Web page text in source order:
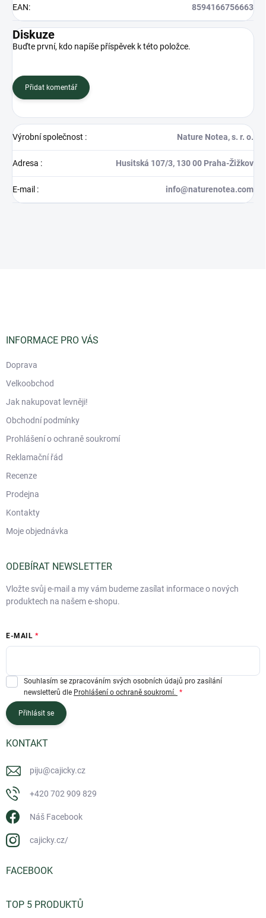
EAN: 8594166756663
Diskuze
Buďte první, kdo napíše příspěvek k této položce.
Přidat komentář
Výrobní společnost : Nature Notea, s. r. o.
Adresa : Husitská 107/3, 130 00 Praha-Žižkov
E-mail : info@naturenotea.com
INFORMACE PRO VÁS
Doprava
Velkoobchod
Jak nakupovat levněji!
Obchodní podmínky
Prohlášení o ochraně soukromí
Reklamační řád
Recenze
Prodejna
Kontakty
Moje objednávka
ODEBÍRAT NEWSLETTER
Vložte svůj e-mail a my vám budeme zasílat informace o nových
produktech na našem e-shopu.
E-MAIL
Souhlasím se zpracováním svých osobních údajů pro zasílání
newsletterů dle Prohlášení o ochraně soukromí.
Přihlásit se
KONTAKT
piju@cajicky.cz
+420 702 909 829
Náš Facebook
cajicky.cz/
FACEBOOK
TOP 5 PRODUKTŮ